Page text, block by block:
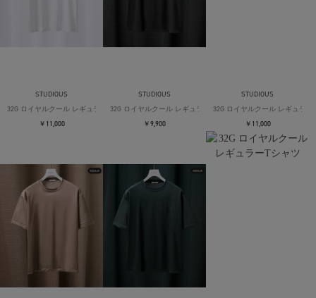
STUDIOUS
32G ロイヤルクール レギュラーTシャツ
￥11,000
STUDIOUS
32G ロイヤルクール レギュラーTシャツ
￥9,900
STUDIOUS
32G ロイヤルクール レギュラー
￥11,000